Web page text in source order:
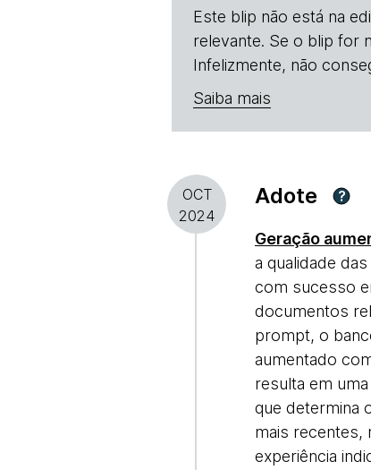
Este blip não está na
relevante. Se o blip for
Infelizmente, não
Saiba mais
OCT
2024
Adote ?
Geração
a qualidade
com sucesso
documentos
prompt, o
aumentado
resulta em
que determina
mais recentes,
experiência